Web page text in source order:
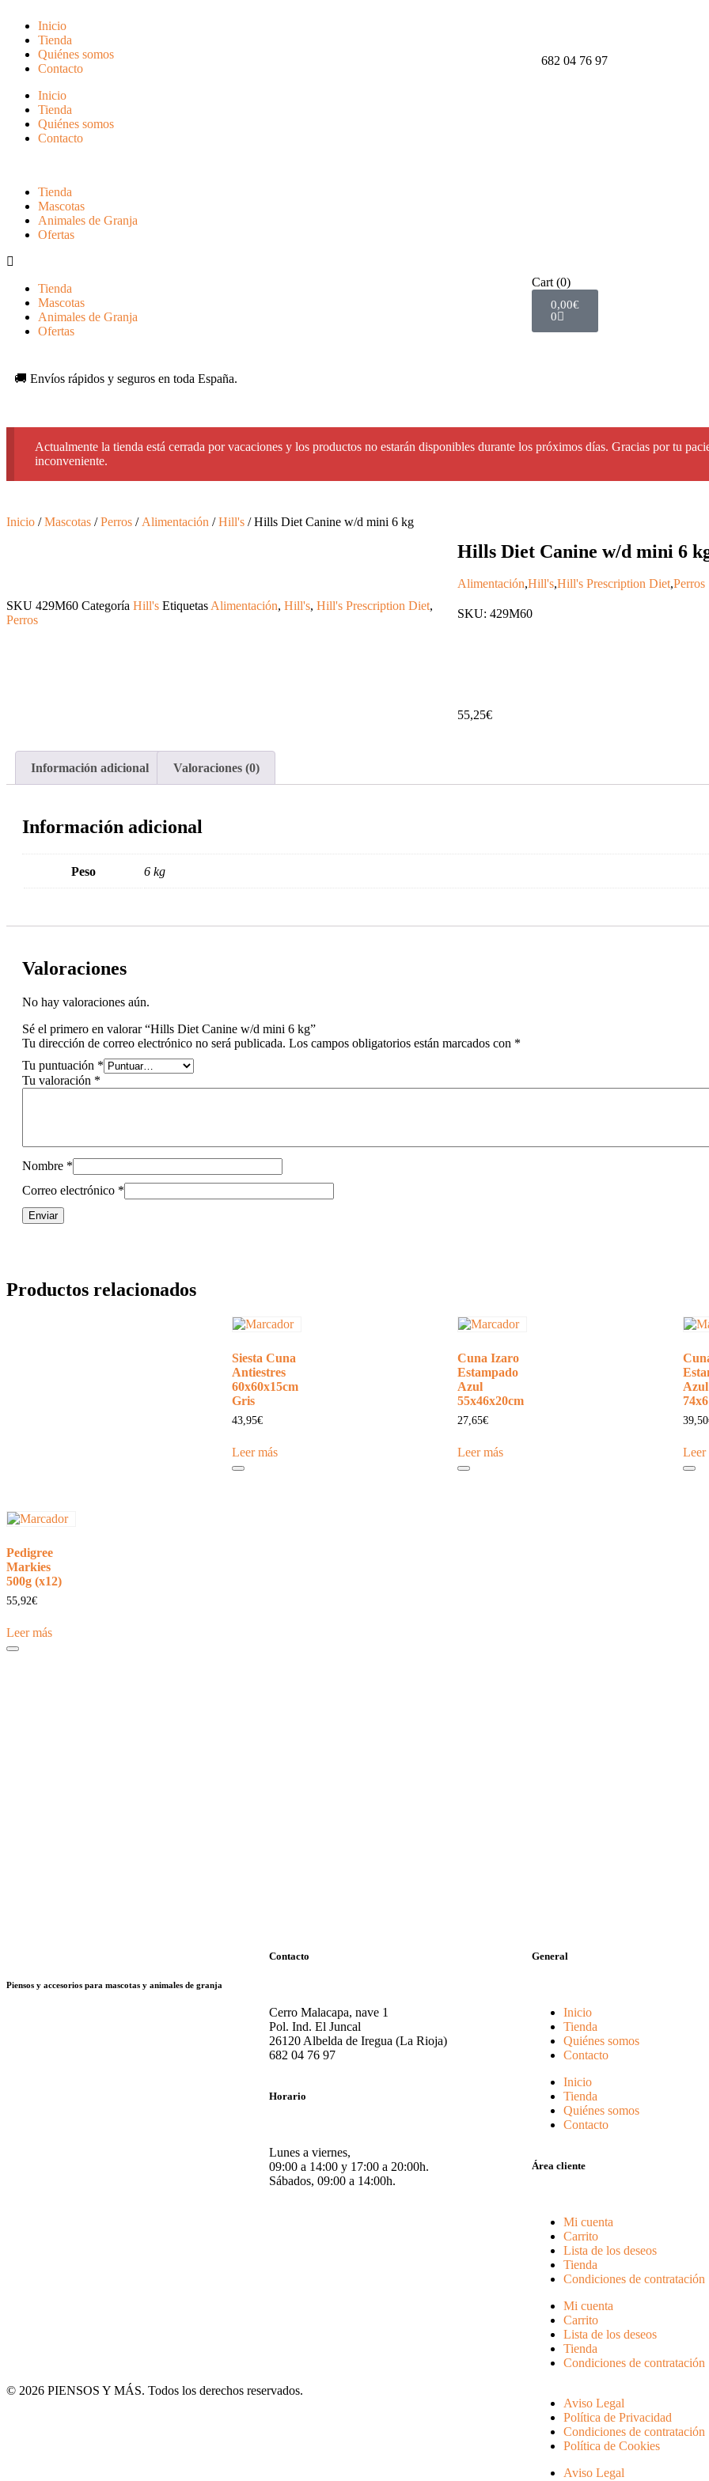
Inicio
Tienda
Quiénes somos
Contacto
Inicio
Tienda
Quiénes somos
Contacto
682 04 76 97
Tienda
Mascotas
Animales de Granja
Ofertas
Tienda
Mascotas
Animales de Granja
Ofertas
Cart (0)
0,00€
0
🚚 Envíos rápidos y seguros en toda España.
Actualmente la tienda está cerrada por vacaciones y los productos no estarán disponibles durante los próximos días. Gracias por tu
inconveniente.
Inicio /Mascotas /Perros / Alimentación /Hill's / Hills Diet Canine w/d mini 6 kg
SKU 429M60 Categoría Hill's Etiquetas Alimentación, Hill's, Hill's Prescription Diet,
Perros
Hills Diet Canine w/d mini 6
Alimentación,Hill's,Hill's Prescription Diet,Perros
SKU: 429M60
55,25€
Información adicional Valoraciones (0)
Información adicional
Peso 6 kg
Valoraciones
No hay valoraciones aún.
Sé el primero en valorar “Hills Diet Canine w/d mini 6 kg”
Tu dirección de correo electrónico no será publicada. Los campos obligatorios están marcados con *
Tu puntuación *
Tu valoración *
Nombre *
Correo electrónico *
Productos relacionados
Siesta Cuna
Antiestres
60x60x15cm
Gris
43,95€
Leer más
Cuna Izaro
Estampado
Azul
55x46x20cm
27,65€
Leer más
Azul
39,50
Leer
Pedigree
Markies
500g (x12)
55,92€
Leer más
Piensos y accesorios para mascotas y animales de granja
Contacto
Cerro Malacapa, nave 1
Pol. Ind. El Juncal
26120 Albelda de Iregua (La Rioja)
682 04 76 97
Horario
Lunes a viernes,
09:00 a 14:00 y 17:00 a 20:00h.
Sábados, 09:00 a 14:00h.
General
Inicio
Tienda
Quiénes somos
Contacto
Inicio
Tienda
Quiénes somos
Contacto
Área cliente
Mi cuenta
Carrito
Lista de los deseos
Tienda
Condiciones de contratación
Mi cuenta
Carrito
Lista de los deseos
Tienda
Condiciones de contratación
© 2026 PIENSOS Y MÁS. Todos los derechos reservados.
Aviso Legal
Política de Privacidad
Condiciones de contratación
Política de Cookies
Aviso Legal